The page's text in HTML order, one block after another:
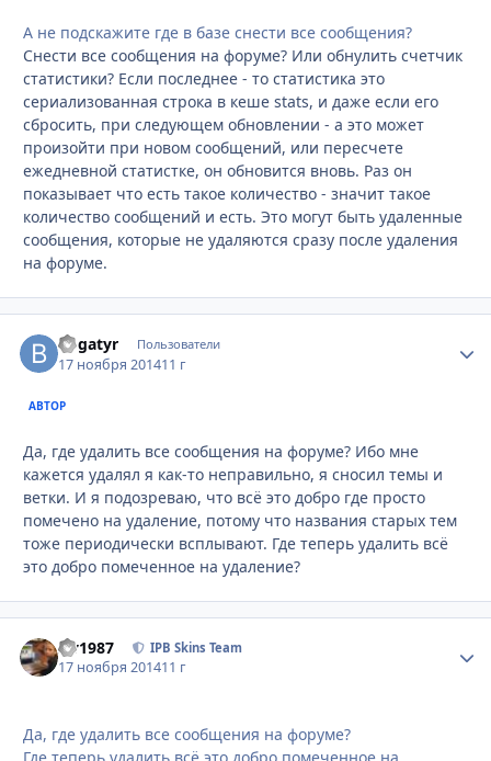
А не подскажите где в базе снести все сообщения?
Снести все сообщения на форуме? Или обнулить счетчик
статистики? Если последнее - то статистика это
сериализованная строка в кеше stats, и даже если его
сбросить, при следующем обновлении - а это может
произойти при новом сообщений, или пересчете
ежедневной статистке, он обновится вновь. Раз он
показывает что есть такое количество - значит такое
количество сообщений и есть. Это могут быть удаленные
сообщения, которые не удаляются сразу после удаления
на форуме.
Bogatyr Пользователи
17 ноября 201411 г
АВТОР
Да, где удалить все сообщения на форуме? Ибо мне
кажется удалял я как-то неправильно, я сносил темы и
ветки. И я подозреваю, что всё это добро где просто
помечено на удаление, потому что названия старых тем
тоже периодически всплывают. Где теперь удалить всё
это добро помеченное на удаление?
siv1987 IPB Skins Team
17 ноября 201411 г
Да, где удалить все сообщения на форуме?